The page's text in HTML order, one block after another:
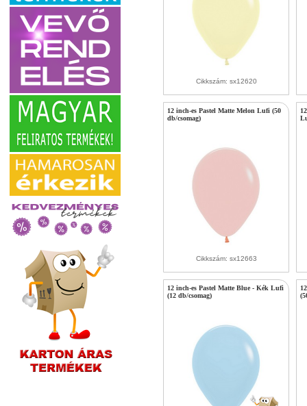
Cikkszám: sx12620
12 inch-es Pastel Matte Melon Lufi (50
db/csomag)
Cikkszám: sx12663
12 inch-es Pastel Matte Blue - Kék Lufi
(12 db/csomag)